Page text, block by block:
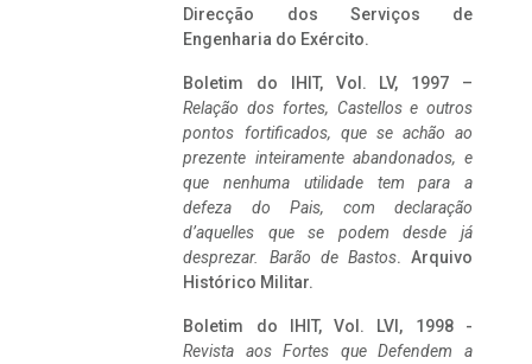
Direcção dos Serviços de
Engenharia do Exército.
Boletim do IHIT, Vol. LV, 1997 –
Relação dos fortes, Castellos e outros
pontos fortificados, que se achão ao
prezente inteiramente abandonados, e
que nenhuma utilidade tem para a
defeza do Pais, com declaração
d’aquelles que se podem desde já
desprezar. Barão de Bastos. Arquivo
Histórico Militar.
Boletim do IHIT, Vol. LVI, 1998 -
Revista aos Fortes que Defendem a